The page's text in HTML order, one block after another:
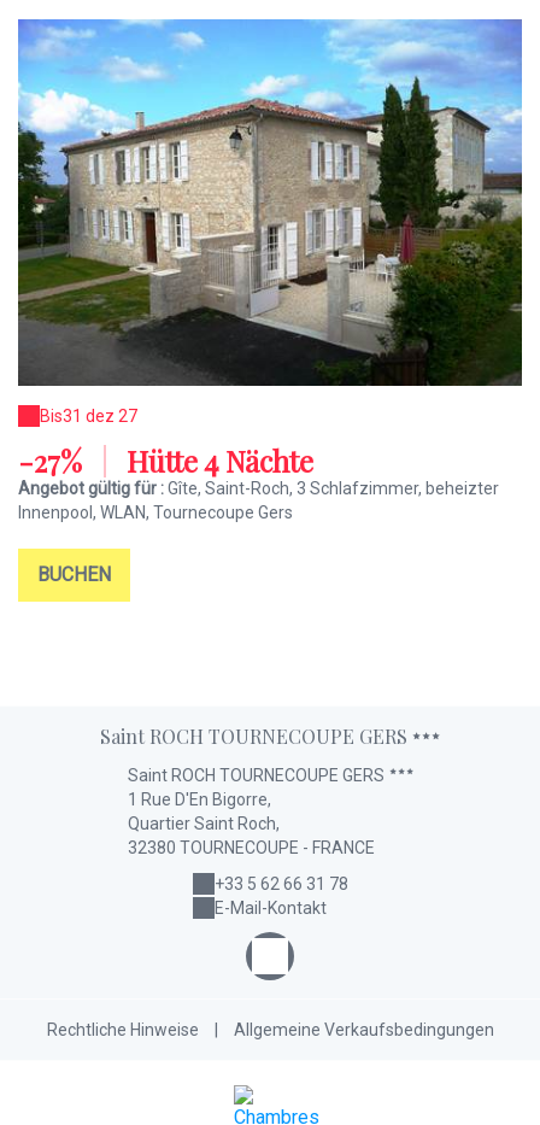
Bis31 dez 27
-27% Hütte 4 Nächte
Angebot gültig für :Gîte, Saint-Roch, 3 Schlafzimmer, beheizter
Innenpool, WLAN, Tournecoupe Gers
BUCHEN
Saint ROCH TOURNECOUPE GERS
Saint ROCH TOURNECOUPE GERS
1 Rue D'En Bigorre,
Quartier Saint Roch,
32380 TOURNECOUPE - FRANCE
+33 5 62 66 31 78
E-Mail-Kontakt
Rechtliche Hinweise Allgemeine Verkaufsbedingungen